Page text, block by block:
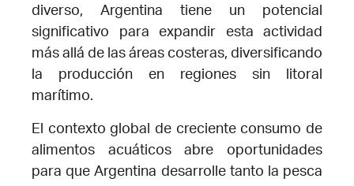
diverso, Argentina tiene un potencial
significativo para expandir esta actividad
más allá de las áreas costeras, diversificando
la producción en regiones sin litoral
marítimo.
El contexto global de creciente consumo de
alimentos acuáticos abre oportunidades
para que Argentina desarrolle tanto la pesca